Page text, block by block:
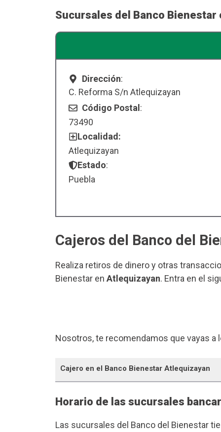
Sucursales del Banco
Dirección:
C. Reforma S/n Atlequizayan
Código Postal :
73490
Localidad:
Atlequizayan
Estado:
Puebla
Cajeros del Banco del
Realiza retiros de dinero y otras
Bienestar en Atlequizayan. Entra en el
Nosotros, te recomendamos que vayas
Cajero en el Banco Bienestar Atlequizayan
Horario de las sucursales
Las sucursales del Banco del Bienestar